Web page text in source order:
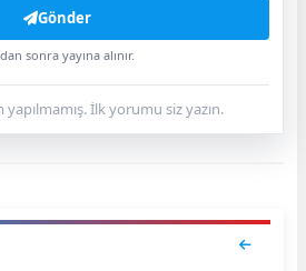
Gönder
sonra yayına alınır.
İlk yorumu siz yazın.